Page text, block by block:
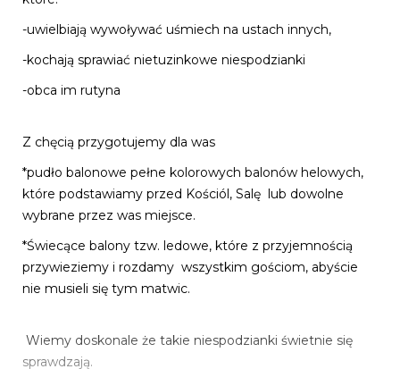
-uwielbiają wywoływać uśmiech na ustach innych,
-kochają sprawiać nietuzinkowe niespodzianki
-obca im rutyna
Z chęcią przygotujemy dla was
*pudło balonowe pełne kolorowych balonów helowych,
które podstawiamy przed Kościól, Salę lub dowolne
wybrane przez was miejsce.
*Świecące balony tzw. ledowe, które z przyjemnością
przywieziemy i rozdamy wszystkim gościom, abyście
nie musieli się tym matwic.
Wiemy doskonale że takie niespodzianki świetnie się
sprawdzają.